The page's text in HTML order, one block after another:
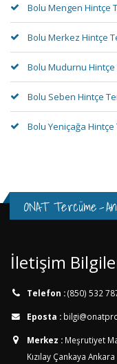
Bolu Mengen Hintçe
Bolu Merkez Hintçe
Bolu Mudurnu Hintçe
Bolu Seben Hintçe
Bolu Yeniçağa
ONAT Tercüme-
İletişim
Telefon :(850) 532
Eposta :
Merkez : Meşrutiyet
Kızılay Çankaya Ankara